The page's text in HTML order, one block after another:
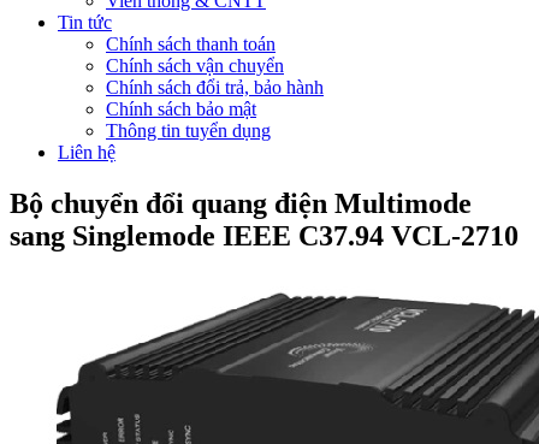
Tin tức
Chính sách thanh toán
Chính sách vận chuyển
Chính sách đổi trả, bảo hành
Chính sách bảo mật
Thông tin tuyển dụng
Liên hệ
Bộ chuyển đổi quang điện Multimode
sang Singlemode IEEE C37.94 VCL-2710